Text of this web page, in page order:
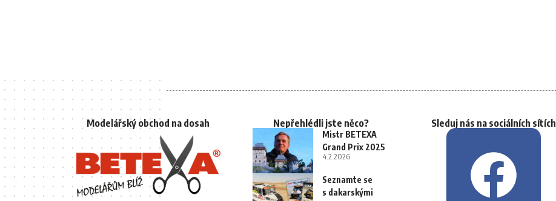
Modelářský obchod na dosah Nepřehlédli jste něco?
Mistr BETEXA
Grand Prix 2025
4.2.2026
Seznamte se
s dakarskými
Sleduj nás na sociálních sítích